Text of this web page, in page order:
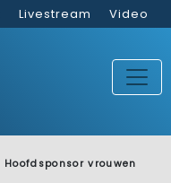
Livestream Video
Hoofdsponsor vrouwen